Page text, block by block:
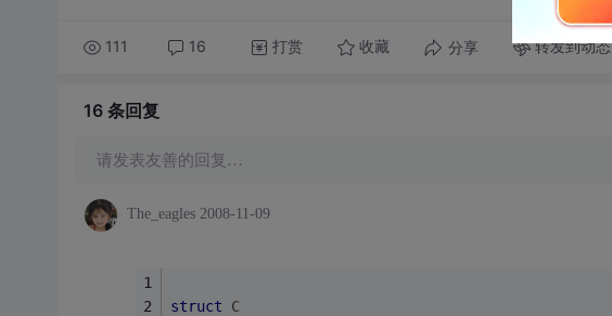
111 16 打赏 收藏 分享 转发到动态
16 条回复
请发表友善的回复…
The_eagles 2008-11-09
struct
C